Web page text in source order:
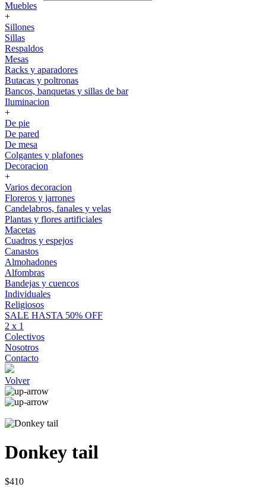
Muebles
+
Sillones
Sillas
Respaldos
Mesas
Racks y aparadores
Butacas y poltronas
Bancos, banquetas y sillas de bar
Iluminacion
+
De pie
De pared
De mesa
Colgantes y plafones
Decoracion
+
Varios decoracion
Floreros y jarrones
Candelabros, fanales y velas
Plantas y flores artificiales
Macetas
Cuadros y espejos
Canastos
Almohadones
Alfombras
Bandejas y cuencos
Individuales
Religiosos
SALE HASTA 50% OFF
2 x 1
Colectivos
Nosotros
Contacto
Volver
Donkey tail
$410